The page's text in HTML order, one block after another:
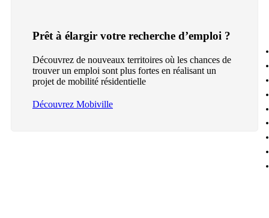
Prêt à élargir votre recherche d’emploi ?
Découvrez de nouveaux territoires où les chances de
trouver un emploi sont plus fortes en réalisant un
projet de mobilité résidentielle
Découvrez Mobiville